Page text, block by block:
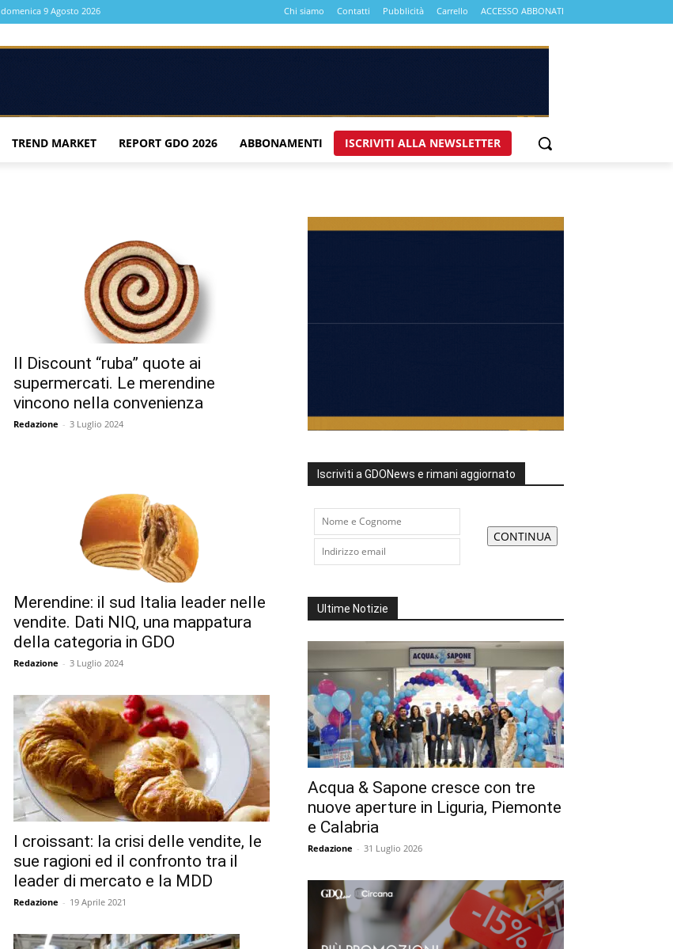
domenica 9 Agosto 2026 Chi siamo Contatti Pubblicità Carrello ACCESSO ABBONATI
TREND MARKET REPORT GDO 2026 ABBONAMENTI ISCRIVITI ALLA NEWSLETTER
Il Discount “ruba” quote ai
supermercati. Le merendine
vincono nella convenienza
Redazione - 3 Luglio 2024
Merendine: il sud Italia leader nelle
vendite. Dati NIQ, una mappatura
della categoria in GDO
Redazione - 3 Luglio 2024
I croissant: la crisi delle vendite, le
sue ragioni ed il confronto tra il
leader di mercato e la MDD
Redazione - 19 Aprile 2021
Iscriviti a GDONews e rimani aggiornato
Ultime Notizie
Acqua & Sapone cresce con tre
nuove aperture in Liguria, Piemonte
e Calabria
Redazione - 31 Luglio 2026